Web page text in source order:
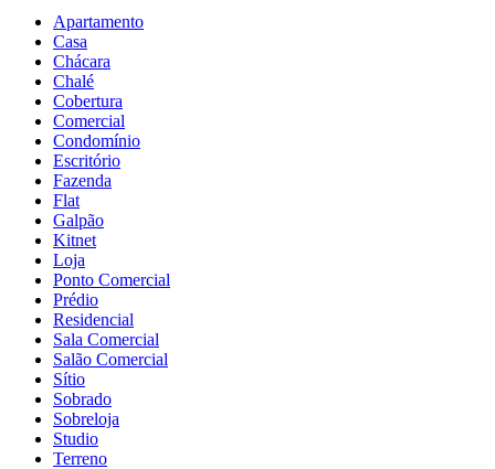
Apartamento
Casa
Chácara
Chalé
Cobertura
Comercial
Condomínio
Escritório
Fazenda
Flat
Galpão
Kitnet
Loja
Ponto Comercial
Prédio
Residencial
Sala Comercial
Salão Comercial
Sítio
Sobrado
Sobreloja
Studio
Terreno